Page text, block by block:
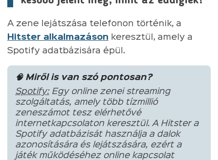
A zene lejátszása telefonon történik, a
Hitster alkalmazáson keresztül, amely a
Spotify adatbázisára épül.
🧠 Miről is van szó pontosan?
Spotify:Egy online zenei streaming
szolgáltatás, amely több tízmillió
zeneszámot tesz elérhetővé
internetkapcsolaton keresztül. A Hitster a
Spotify adatbázisát használja a dalok
azonosítására és lejátszására, ezért a
játék működéséhez online kapcsolat